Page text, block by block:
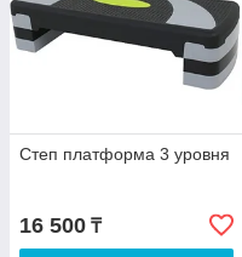
Степ платформа 3 уровня
16 500 ₸